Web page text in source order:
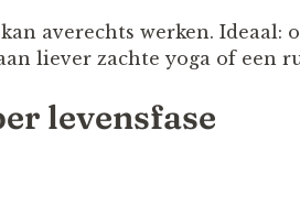
averechts werken. Ideaal:
liever zachte yoga of een
levensfase